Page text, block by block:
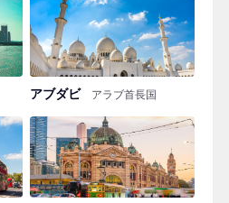
アブダビ アラブ首長国